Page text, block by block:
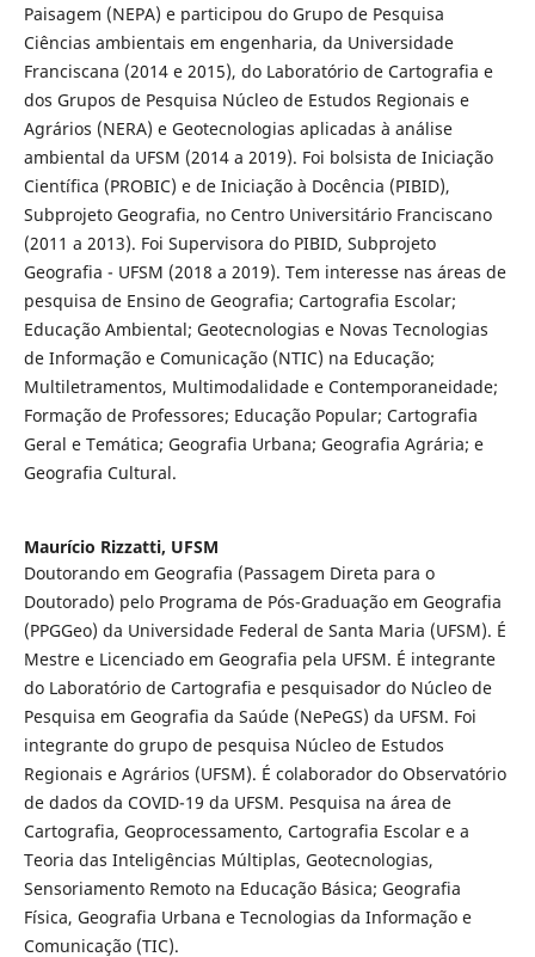
Paisagem (NEPA) e participou do Grupo de Pesquisa
Ciências ambientais em engenharia, da Universidade
Franciscana (2014 e 2015), do Laboratório de Cartografia e
dos Grupos de Pesquisa Núcleo de Estudos Regionais e
Agrários (NERA) e Geotecnologias aplicadas à análise
ambiental da UFSM (2014 a 2019). Foi bolsista de Iniciação
Científica (PROBIC) e de Iniciação à Docência (PIBID),
Subprojeto Geografia, no Centro Universitário Franciscano
(2011 a 2013). Foi Supervisora do PIBID, Subprojeto
Geografia - UFSM (2018 a 2019). Tem interesse nas áreas de
pesquisa de Ensino de Geografia; Cartografia Escolar;
Educação Ambiental; Geotecnologias e Novas Tecnologias
de Informação e Comunicação (NTIC) na Educação;
Multiletramentos, Multimodalidade e Contemporaneidade;
Formação de Professores; Educação Popular; Cartografia
Geral e Temática; Geografia Urbana; Geografia Agrária; e
Geografia Cultural.
Maurício Rizzatti, UFSM
Doutorando em Geografia (Passagem Direta para o
Doutorado) pelo Programa de Pós-Graduação em Geografia
(PPGGeo) da Universidade Federal de Santa Maria (UFSM). É
Mestre e Licenciado em Geografia pela UFSM. É integrante
do Laboratório de Cartografia e pesquisador do Núcleo de
Pesquisa em Geografia da Saúde (NePeGS) da UFSM. Foi
integrante do grupo de pesquisa Núcleo de Estudos
Regionais e Agrários (UFSM). É colaborador do Observatório
de dados da COVID-19 da UFSM. Pesquisa na área de
Cartografia, Geoprocessamento, Cartografia Escolar e a
Teoria das Inteligências Múltiplas, Geotecnologias,
Sensoriamento Remoto na Educação Básica; Geografia
Física, Geografia Urbana e Tecnologias da Informação e
Comunicação (TIC).